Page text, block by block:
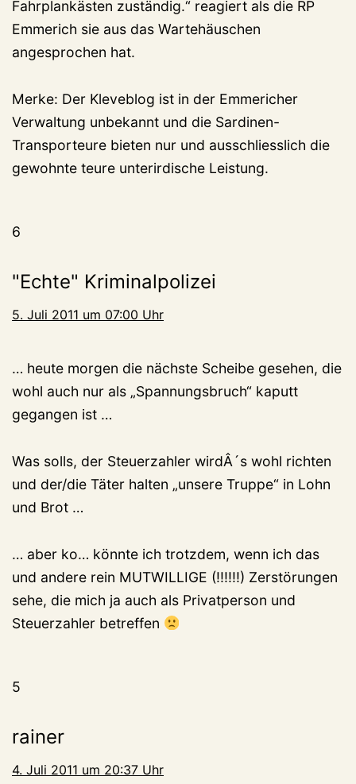
Fahrplankästen zuständig.“ reagiert als die RP
Emmerich sie aus das Wartehäuschen
angesprochen hat.
Merke: Der Kleveblog ist in der Emmericher
Verwaltung unbekannt und die Sardinen-
Transporteure bieten nur und ausschliesslich die
gewohnte teure unterirdische Leistung.
6
"Echte" Kriminalpolizei
5. Juli 2011 um 07:00 Uhr
… heute morgen die nächste Scheibe gesehen, die
wohl auch nur als „Spannungsbruch“ kaputt
gegangen ist …
Was solls, der Steuerzahler wirdÂ´s wohl richten
und der/die Täter halten „unsere Truppe“ in Lohn
und Brot …
… aber ko… könnte ich trotzdem, wenn ich das
und andere rein MUTWILLIGE (!!!!!!) Zerstörungen
sehe, die mich ja auch als Privatperson und
Steuerzahler betreffen
5
rainer
4. Juli 2011 um 20:37 Uhr